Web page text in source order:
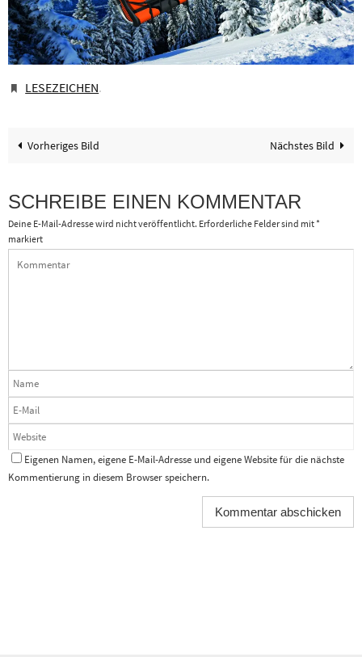
LESEZEICHEN.
Vorheriges Bild Nächstes Bild
SCHREIBE EINEN KOMMENTAR
Deine E-Mail-Adresse wird nicht veröffentlicht. Erforderliche Felder sind mit*
markiert
Eigenen Namen, eigene E-Mail-Adresse und eigene Website für die nächste
Kommentierung in diesem Browser speichern.